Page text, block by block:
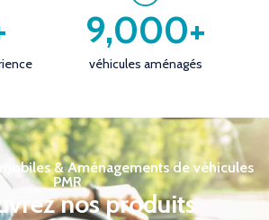
véhicules aménagés
9,000+
& Aménagements de véhicules
PMR
nos produits